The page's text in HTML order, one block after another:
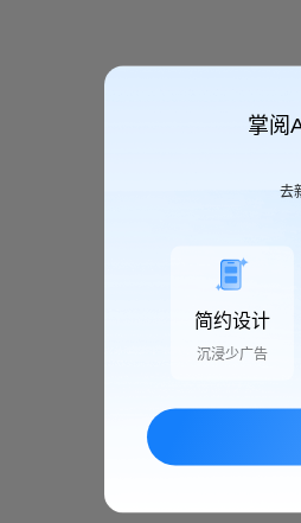
掌阅
去
简约设计
沉浸少广告